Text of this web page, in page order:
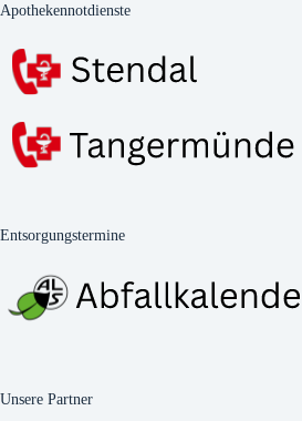
Apothekennotdienste
Entsorgungstermine
Unsere Partner